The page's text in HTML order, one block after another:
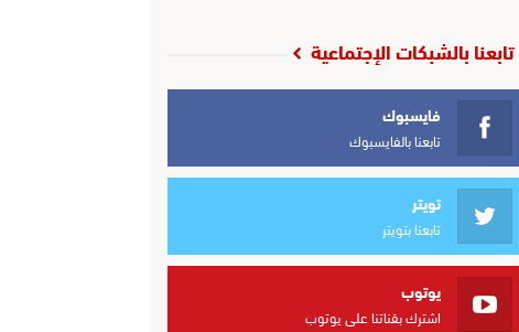
تابعنا بالشبكات الإجتماعية
فايسبوك
تابعنا بالفايسبوك
تويتر
تابعنا بتويتر
يوتوب
اشترك بقناتنا على يوتوب